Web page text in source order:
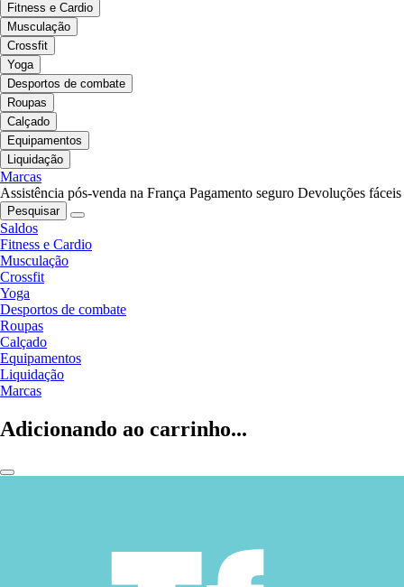
Fitness e Cardio
Musculação
Crossfit
Yoga
Desportos de combate
Roupas
Calçado
Equipamentos
Liquidação
Marcas
Assistência pós-venda na França Pagamento seguro Devoluções fáceis
Pesquisar
Saldos
Fitness e Cardio
Musculação
Crossfit
Yoga
Desportos de combate
Roupas
Calçado
Equipamentos
Liquidação
Marcas
Adicionando ao carrinho...